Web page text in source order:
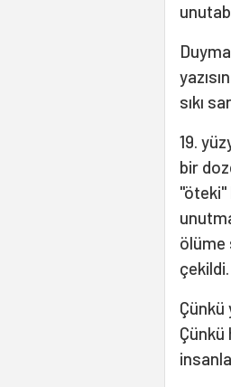
sıkı
19.
bir
''öteki''
ölüme
çekildi.
Çünkü
Çünkü